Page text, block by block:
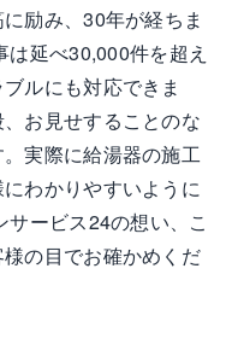
励み、30年が経ちま
延べ30,000件を超え
ルにも対応できま
お見せすることのな
実際に給湯器の施工
わかりやすいように
ービス24の想い、こ
の目でお確かめくだ